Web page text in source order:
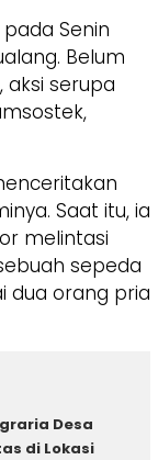
Senin
Belum
serupa
Saat itu, ia
melintasi
sepeda
dua orang pria
Desa
di Lokasi